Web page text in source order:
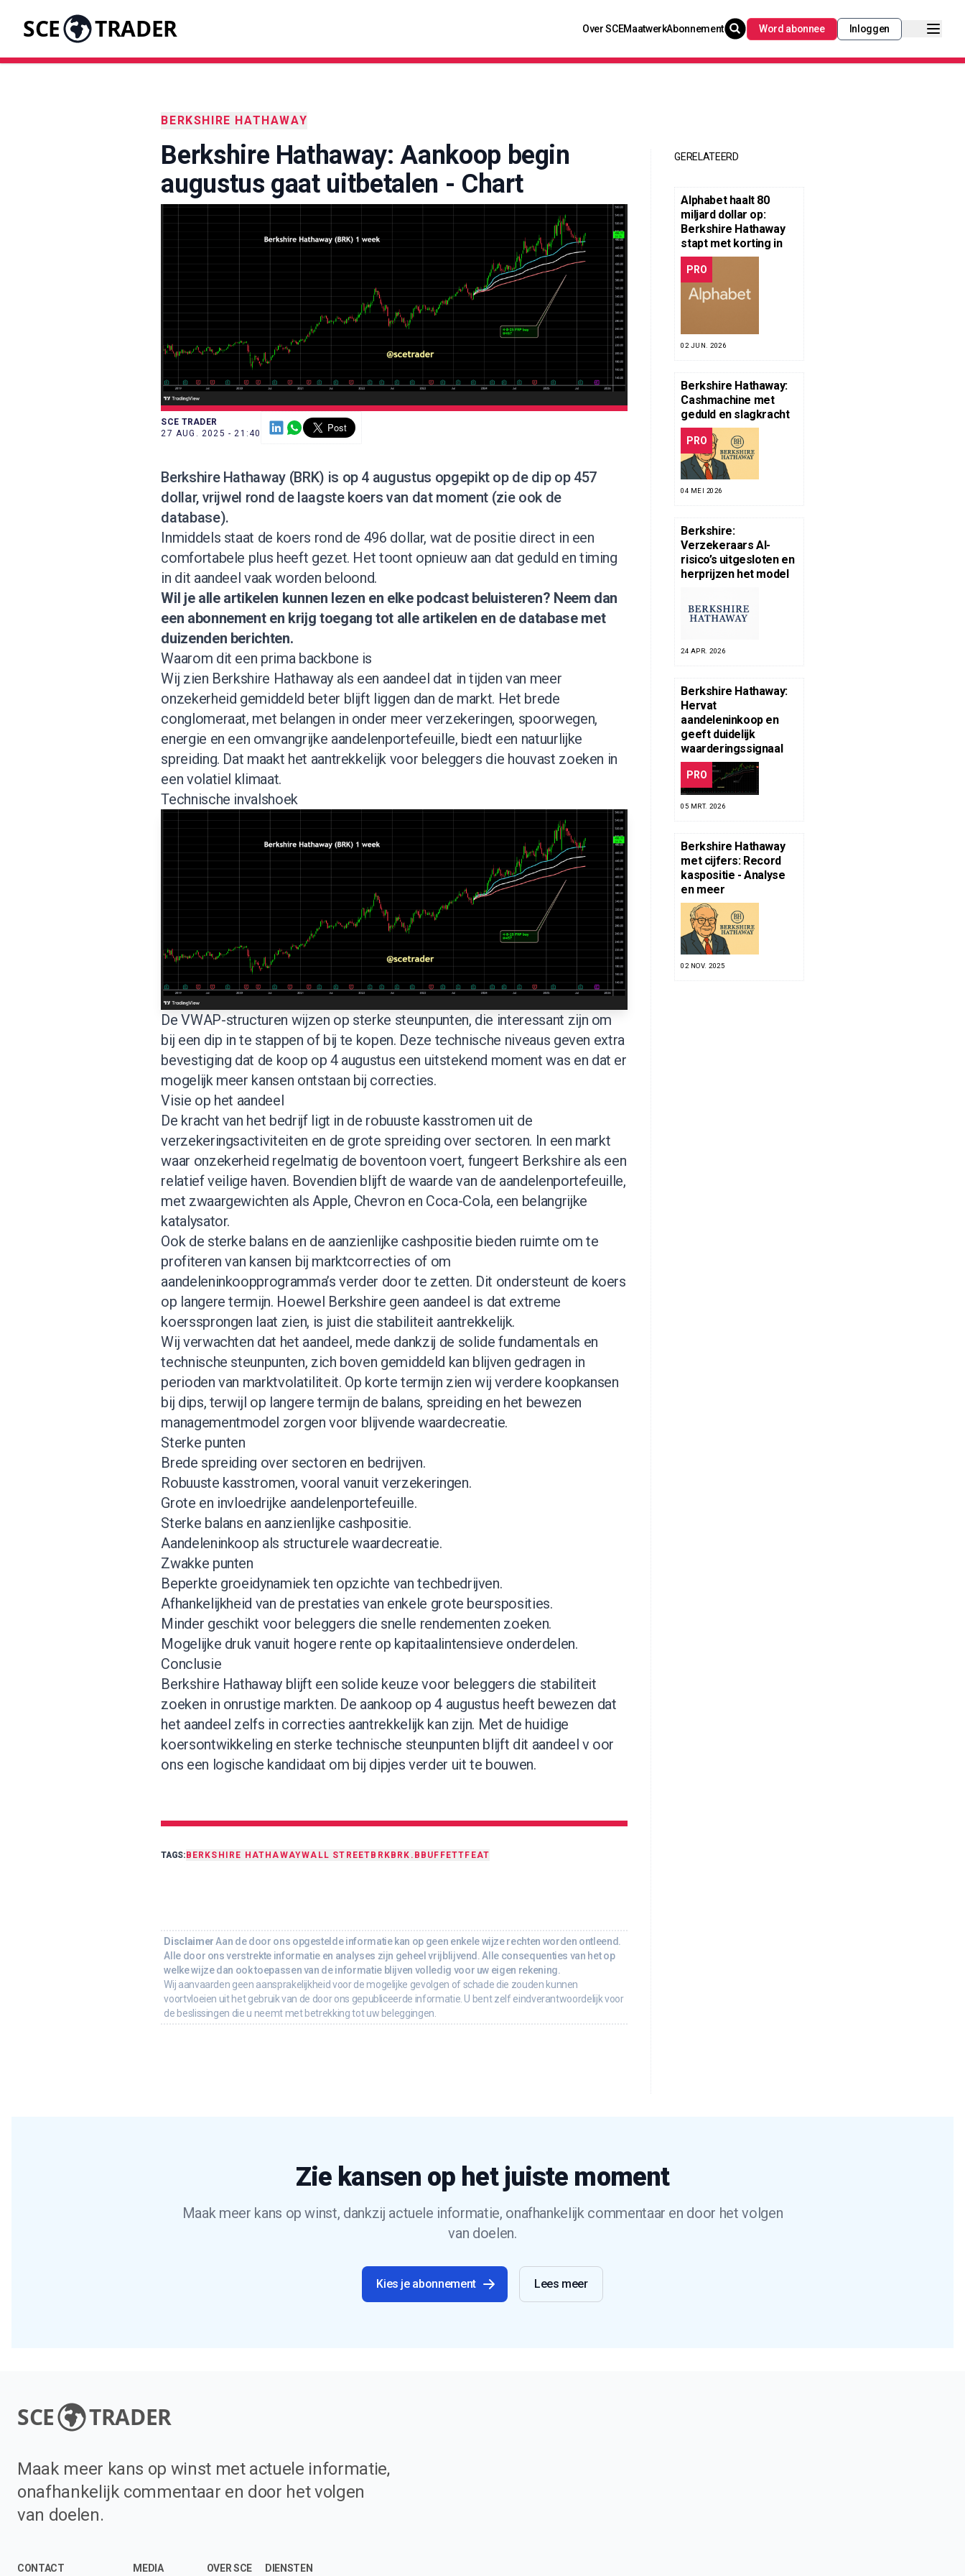
SCE TRADER Over SCEMaatwerkAbonnement Word abonnee Inloggen
BERKSHIRE HATHAWAY
Berkshire Hathaway: Aankoop begin
augustus gaat uitbetalen - Chart
SCE TRADER
27 AUG. 2025 - 21:40
Berkshire Hathaway (BRK) is op 4 augustus opgepikt op de dip op 457
dollar, vrijwel rond de laagste koers van dat moment (zie ook de
database).
Inmiddels staat de koers rond de 496 dollar, wat de positie direct in een
comfortabele plus heeft gezet. Het toont opnieuw aan dat geduld en timing
in dit aandeel vaak worden beloond.
Wil je alle artikelen kunnen lezen en elke podcast beluisteren? Neem dan
een abonnementen krijg toegang tot alle artikelen en de database met
duizenden berichten.
Waarom dit een prima backbone is
Wij zien Berkshire Hathaway als een aandeel dat in tijden van meer
onzekerheid gemiddeld beter blijft liggen dan de markt. Het brede
conglomeraat, met belangen in onder meer verzekeringen, spoorwegen,
energie en een omvangrijke aandelenportefeuille, biedt een natuurlijke
spreiding. Dat maakt het aantrekkelijk voor beleggers die houvast zoeken in
een volatiel klimaat.
Technische invalshoek
De VWAP-structuren wijzen op sterke steunpunten, die interessant zijn om
bij een dip in te stappen of bij te kopen. Deze technische niveaus geven extra
bevestiging dat de koop op 4 augustus een uitstekend moment was en dat er
mogelijk meer kansen ontstaan bij correcties.
Visie op het aandeel
De kracht van het bedrijf ligt in de robuuste kasstromen uit de
verzekeringsactiviteiten en de grote spreiding over sectoren. In een markt
waar onzekerheid regelmatig de boventoon voert, fungeert Berkshire als een
relatief veilige haven. Bovendien blijft de waarde van de aandelenportefeuille,
met zwaargewichten als Apple, Chevron en Coca-Cola, een belangrijke
katalysator.
Ook de sterke balans en de aanzienlijke cashpositie bieden ruimte om te
profiteren van kansen bij marktcorrecties of om
aandeleninkoopprogramma’s verder door te zetten. Dit ondersteunt de koers
op langere termijn. Hoewel Berkshire geen aandeel is dat extreme
koerssprongen laat zien, is juist die stabiliteit aantrekkelijk.
Wij verwachten dat het aandeel, mede dankzij de solide fundamentals en
technische steunpunten, zich boven gemiddeld kan blijven gedragen in
perioden van marktvolatiliteit. Op korte termijn zien wij verdere koopkansen
bij dips, terwijl op langere termijn de balans, spreiding en het bewezen
managementmodel zorgen voor blijvende waardecreatie.
Sterke punten
Brede spreiding over sectoren en bedrijven.
Robuuste kasstromen, vooral vanuit verzekeringen.
Grote en invloedrijke aandelenportefeuille.
Sterke balans en aanzienlijke cashpositie.
Aandeleninkoop als structurele waardecreatie.
Zwakke punten
Beperkte groeidynamiek ten opzichte van techbedrijven.
Afhankelijkheid van de prestaties van enkele grote beursposities.
Minder geschikt voor beleggers die snelle rendementen zoeken.
Mogelijke druk vanuit hogere rente op kapitaalintensieve onderdelen.
Conclusie
Berkshire Hathaway blijft een solide keuze voor beleggers die stabiliteit
zoeken in onrustige markten. De aankoop op 4 augustus heeft bewezen dat
het aandeel zelfs in correcties aantrekkelijk kan zijn. Met de huidige
koersontwikkeling en sterke technische steunpunten blijft dit aandeel v oor
ons een logische kandidaat om bij dipjes verder uit te bouwen.
TAGS: BERKSHIRE HATHAWAYWALL STREET BRK BRK.B BUFFETT FEAT
Disclaimer Aan de door ons opgestelde informatie kan op geen enkele wijze rechten worden ontleend.
Alle door ons verstrekte informatie en analyses zijn geheel vrijblijvend. Alle consequenties van het op
welke wijze dan ook toepassen van de informatie blijven volledig voor uw eigen rekening.
Wij aanvaarden geen aansprakelijkheid voor de mogelijke gevolgen of schade die zouden kunnen
voortvloeien uit het gebruik van de door ons gepubliceerde informatie. U bent zelf eindverantwoordelijk voor
de beslissingen die u neemt met betrekking tot uw beleggingen.
GERELATEERD
Alphabet haalt 80
miljard dollar op:
Berkshire Hathaway
stapt met korting in
PRO
02 JUN. 2026
Berkshire Hathaway:
Cashmachine met
geduld en slagkracht
PRO
04 MEI 2026
Berkshire:
Verzekeraars AI-
risico’s uitgesloten en
herprijzen het model
24 APR. 2026
Berkshire Hathaway:
Hervat
aandeleninkoop en
geeft duidelijk
waarderingssignaal
PRO
05 MRT. 2026
Berkshire Hathaway
met cijfers: Record
kaspositie - Analyse
en meer
02 NOV. 2025
Zie kansen op het juiste moment
Maak meer kans op winst, dankzij actuele informatie, onafhankelijk commentaar en door het volgen
van doelen.
Kies je abonnement Lees meer
SCE TRADER
Maak meer kans op winst met actuele informatie,
onafhankelijk commentaar en door het volgen
van doelen.
CONTACT MEDIA OVER SCE DIENSTEN